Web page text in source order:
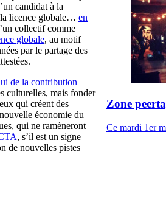
Zone
Ce mardi 1er
candidat à la
licence globale… en
collectif comme
globale, au motif
par le partage des
de la contribution
culturelles, mais fonder
qui créent des
économie du
qui ne ramèneront
, s’il est un signe
de nouvelles pistes